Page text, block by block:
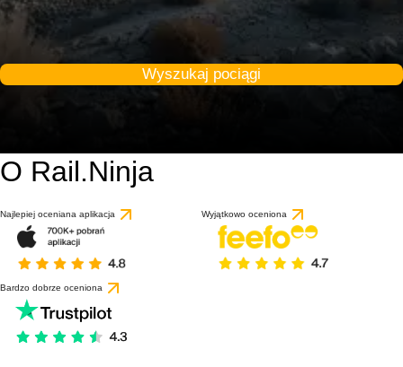
Wyszukaj pociągi
O Rail.Ninja
Najlepiej oceniana aplikacja Wyjątkowo oceniona
Bardzo dobrze oceniona